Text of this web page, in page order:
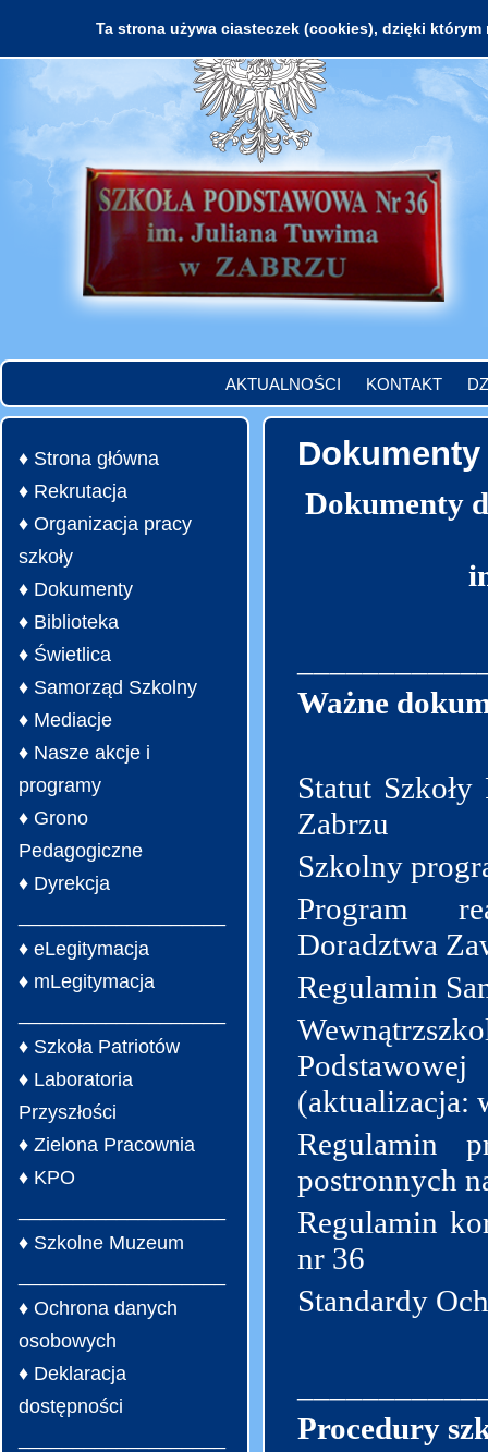
AKTUALNOŚCI KONTAKT
♦ Strona główna
♦ Rekrutacja
♦ Organizacja pracy
szkoły
♦ Dokumenty
♦ Biblioteka
♦ Świetlica
♦ Samorząd Szkolny
♦ Mediacje
♦ Nasze akcje i
programy
♦ Grono
Pedagogiczne
♦ Dyrekcja
♦ eLegitymacja
♦ mLegitymacja
♦ Szkoła Patriotów
♦ Laboratoria
Przyszłości
♦ Zielona Pracownia
♦ KPO
♦ Szkolne Muzeum
♦ Ochrona danych
osobowych
♦ Deklaracja
dostępności
Dokumenty
Dokumenty
Ważne
Statut
Zabrzu
Szkolny
Program
Doradztwa
Regulamin
(aktualizacja:
Regulamin
postronnych
Regulamin
nr 36
Standardy
Procedury
Ta strona używa ciasteczek (cookies), dzięki którym